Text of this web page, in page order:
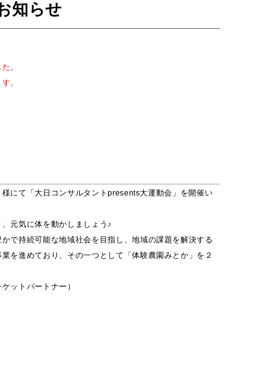
知らせ
。
。
にて「大日コンサルタント presents⼤運動会」を開催い
元気に体を動かしましょう♪
で持続可能な地域社会を目指し、地域の課題を解決する
を進めており、その一つとして「体験農園みとか」を２
ットパートナー）